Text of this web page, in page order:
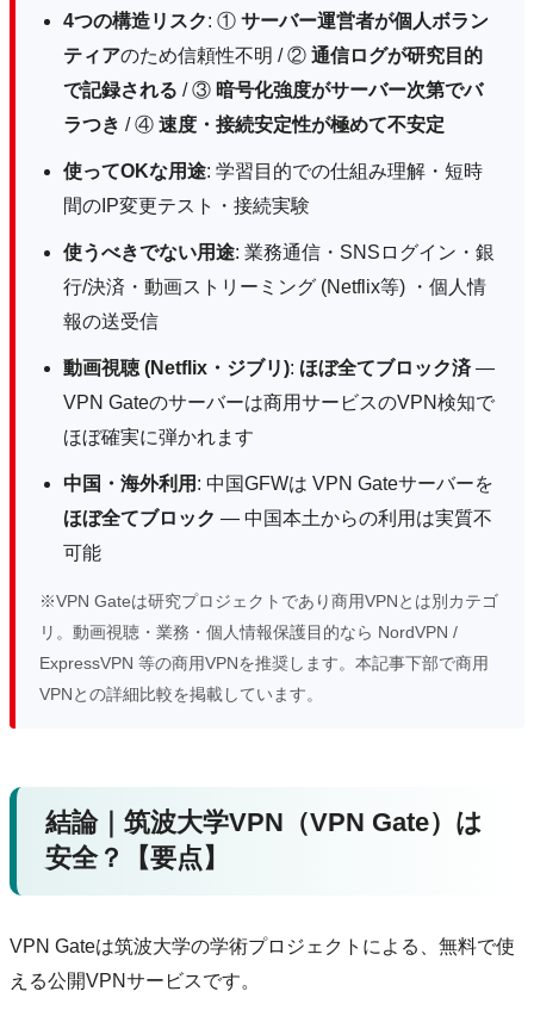
4つの構造リスク: ① サーバー運営者が個人ボラン
ティアのため信頼性不明 / ② 通信ログが研究目的
で記録される / ③ 暗号化強度がサーバー次第でバ
ラつき / ④ 速度・接続安定性が極めて不安定
使ってOKな用途: 学習目的での仕組み理解・短時
間のIP変更テスト・接続実験
使うべきでない用途: 業務通信・SNSログイン・銀
行/決済・動画ストリーミング (Netflix等) ・個人情
報の送受信
動画視聴 (Netflix・ジブリ): ほぼ全てブロック済—
VPN Gateのサーバーは商用サービスのVPN検知で
ほぼ確実に弾かれます
中国・海外利用 : 中国GFWは VPN Gateサーバーを
ほぼ全てブロック — 中国本土からの利用は実質不
可能
※VPN Gateは研究プロジェクトであり商用VPNとは別カテゴ
リ。動画視聴・業務・個人情報保護目的なら NordVPN /
ExpressVPN 等の商用VPNを推奨します。本記事下部で商用
VPNとの詳細比較を掲載しています。
結論｜筑波大学VPN（VPN Gate）は
安全？【要点】
VPN Gateは筑波大学の学術プロジェクトによる、無料で使
える公開VPNサービスです。